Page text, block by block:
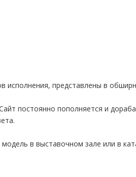
исполнения, представлены в
постоянно пополняется и
в выставочном зале или в